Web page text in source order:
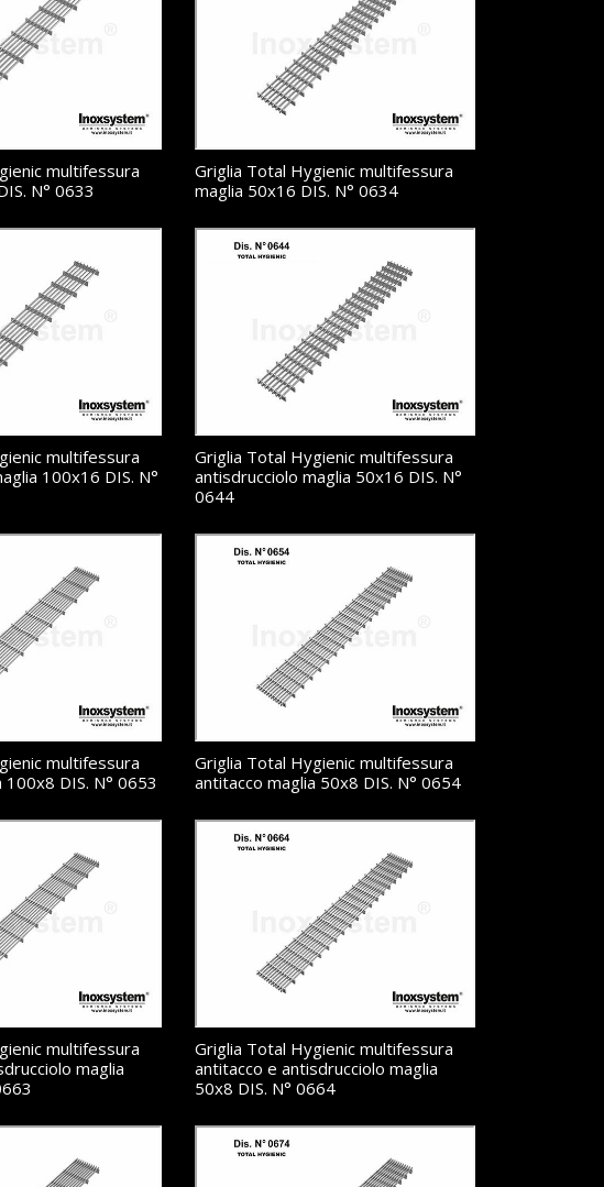
multifessura
N° 0633
Griglia Total Hygienic multifessura
maglia 50x16 DIS. N° 0634
multifessura
100x16 DIS. N°
Griglia Total Hygienic multifessura
antisdrucciolo maglia 50x16 DIS. N°
0644
multifessura
DIS. N° 0653
Griglia Total Hygienic multifessura
antitacco maglia 50x8 DIS. N° 0654
multifessura
maglia
Griglia Total Hygienic multifessura
antitacco e antisdrucciolo maglia
50x8 DIS. N° 0664